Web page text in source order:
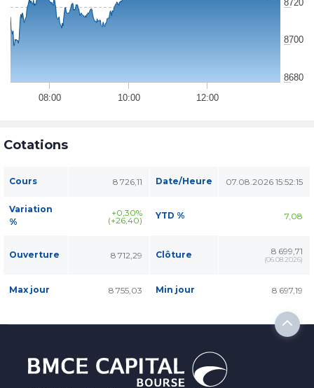
08:00 10:00 12:00
8680
8700
8720
Cotations
Cours 8 726,11 Date/Heure 07.08.2026 15:52:15
Variation
%
+0,30%
(+26,40) YTD % 7,08
Ouverture 8 712,29 Clôture 8 699,71
(06.08.2026)
Max jour 8 755,03 Min jour 8 697,19